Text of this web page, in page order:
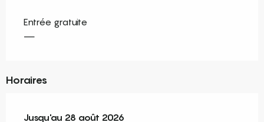
Entrée gratuite
—
Horaires
Du3 juillet 2026au28 août 2026
Jusqu'au 28 août 2026